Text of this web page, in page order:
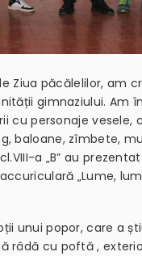
Ziua păcălelilor, am
gimnaziului. Am
cu personaje vesele,
baloane, zîmbete,
a „B” au prezentat
„Lume,
unui popor, care a
râdă cu poftă ,